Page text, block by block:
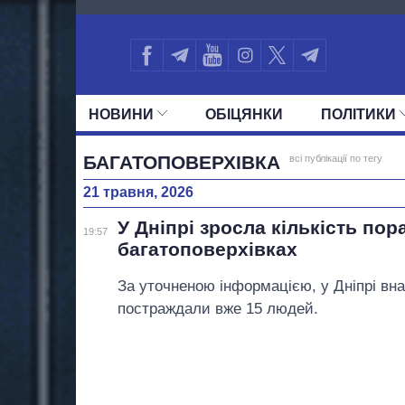
2148
НОВИНИ ОБIЦЯНКИ ПОЛIТИКИ
УСІ ПОЛІТИКИ ПРЕЗИДЕНТ І ОФІС
БАГАТОПОВЕРХІВКА всі публікації по тегу
21 травня, 2026
19:57
У Дніпрі зросла кількість
багатоповерхівках
За уточненою інформацією, у Дніпрі
постраждали вже 15 людей.